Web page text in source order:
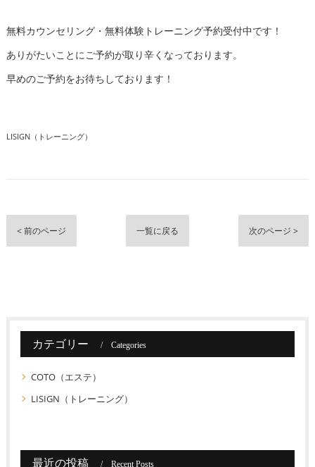
無料カウンセリング・無料体験トレーニング予約受付中です！
ありがたいことにご予約が取り辛くなっております。
早めのご予約をお待ちしております！
LISIGN（トレーニング）
< 前のページ 一覧に戻る 次のページ >
カテゴリー Categories
COTO（エステ）
LISIGN（トレーニング）
最近の投稿 Recent Posts